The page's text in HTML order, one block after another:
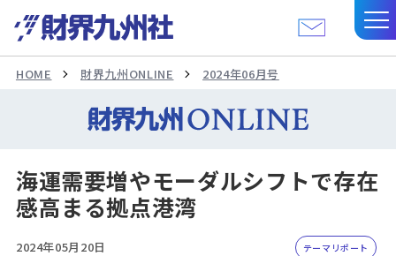
HOME 財界九州ONLINE 2024年06月号
海運需要増やモーダルシフトで存在
感高まる拠点港湾
2024年05月20日 テーマリポート